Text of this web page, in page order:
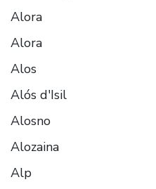
Alora
Alora
Alos
Alós d'Isil
Alosno
Alozaina
Alp